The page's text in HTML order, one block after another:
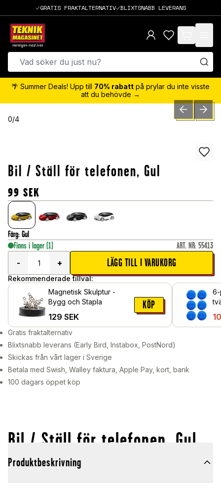
GRATIS FRAKTALTERNATIV BLIXTSNABB LEVERANS
items in cart,
🌴 Summer Deals! Upp till 70% rabatt på prylar du inte visste
att du behövde →
0/4 PREVIOUSNEXT
Bil / Ställ för telefonen, Gul
99 SEK
Färg: Gul
Finns i lager (1) ART. NR: 55413
-
+ LÄGG TILL I VARUKORG
Rekommenderade tillval:
Magnetisk Skulptur -
Bygg och Stapla
129 SEK
KÖP
6-
Gratis fraktalternativ
Blixtsnabb leverans (Early Bird, Instabox, PostNord)
Skickas från vårt lager i Sverige
Betala med Swish, Walley faktura, Apple Pay, kort, bank
100 dagars öppet köp
Bil / Ställ för telefonen, Gul
Produktbeskrivning